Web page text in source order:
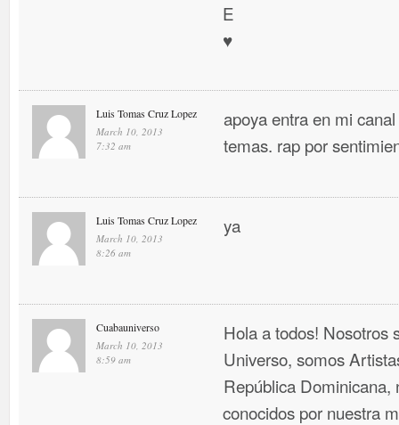
E
♥
Luis Tomas Cruz Lopez
March 10, 2013
7:32 am
apoya entra en mi
temas. rap por
Luis Tomas Cruz Lopez
March 10, 2013
8:26 am
ya
Cuabauniverso
March 10, 2013
8:59 am
Hola a todos! Nosotros
Universo, somos
República Dominicana,
conocidos por nuestra